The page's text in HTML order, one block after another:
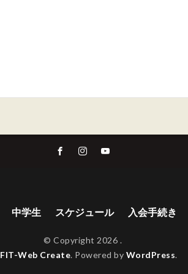
中学生 スケジュール 入会手続き
© Copyright 2026 .
FIT-Web Create. Powered by WordPress.